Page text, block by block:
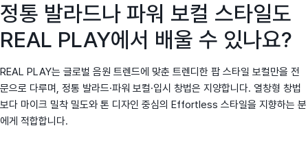
정통 발라드나 파워 보컬 스타일도
REAL PLAY에서 배울 수 있나요?
REAL PLAY는 글로벌 음원 트렌드에 맞춘 트렌디한 팝 스타일 보컬만을 전
문으로 다루며, 정통 발라드·파워 보컬·입시 창법은 지양합니다. 열창형 창법
보다 마이크 밀착 밀도와 톤 디자인 중심의 Effortless 스타일을 지향하는 분
에게 적합합니다.